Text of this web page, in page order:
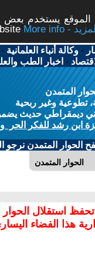
يستخدم بعض
More info - المزيد
-وكالة أنباء العلمانية
- اخبار الطب
المتمدن
تطوعية وغير ربحية
حديث يضمن
ابن رشد للفكر الحر
الحوار المتمدن نرجو
الحوار المتمدن
تحفظ استقلال
هذا الفضاء